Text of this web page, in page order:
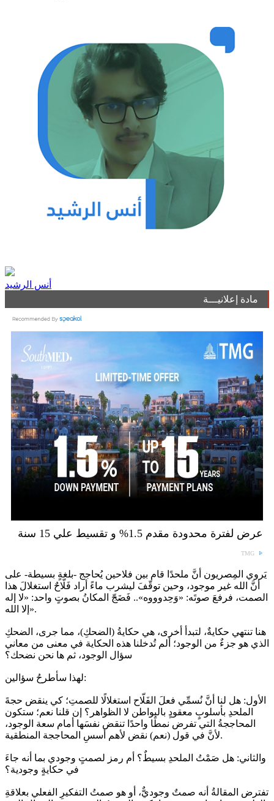
أنس الرشيد
مادة إعلانيـــة
عرض لفترة محدودة مقدم 1.5% و تقسيط علي 15 سنة
TMG
يَروي المِصريون أنَّ ملحدًا قام بين فلاحين يُحاجج -بلغةٍ بسيطة- على
أنَّ الله غير موجود، وحين توقّفَ ليشرب ماءً أراد فَلّاحٌ استغلالَ هذا
الصمت، فرفعَ صوتَه: «وَحِدوووه».. فَضَجّ المكانُ بصوتٍ واحد: «لا إله
إلا الله».
هنا تنتهي حكايةٌ، لتبدأ أخرى، هي حكايةُ (الضحكِ)، مما جرى، الضحكِ
الذي هو جزءٌ من الوجود؛ ألم تُدخلنا هذه الحكاية في معنى من معاني
سؤال الوجود، ثم ها نحن نضحك؟
لهذا سأطرحُ سؤالين:
الأول: هل لنا أنَّ نُسمِّي فعلَ الفَلّاح استغلالًا للصمتِ؛ كي ينقض حجةَ
الملحدِ بأسلوبٍ معقودٍ بالبواطن لا الظواهر؟ إن قلنا نعم؛ ستكون
المحاججةُ التي تفرض نمطًا واحدًا تنقض نفسَها أمام سعة الوجود،
لأنَّ في قول (نعم) نقض لأهم أسسِ المحاججة المنطقية.
والثاني: هل صَمْتُ الملحدِ بسيطٌ؟ أم رمز لصمتٍ وجودي بما أنه جاءَ
في حكايةٍ وجودية؟
تفترض المقالةُ أنه صمتٌ وجوديٌّ، أو هو صمتُ التفكيرِ الفعلي بعلاقةِ